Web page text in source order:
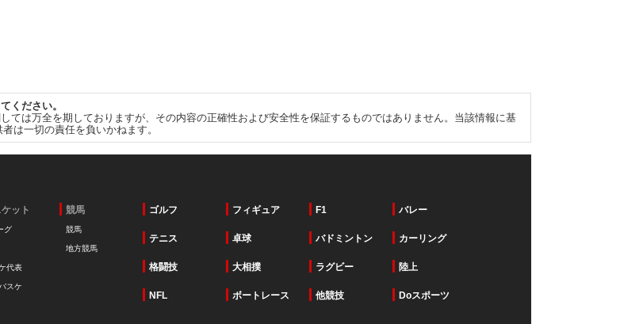
ください。
ては万全を期しておりますが、その内容の正確性および安全性を保証するものではありません。当該情報に基
は一切の責任を負いかねます。
ット
グ
代表
スケ
競馬
競馬
地方競馬
ゴルフ フィギュア F1 バレー
テニス 卓球 バドミントン カーリング
格闘技 大相撲 ラグビー 陸上
NFL ボートレース 他競技 Doスポーツ